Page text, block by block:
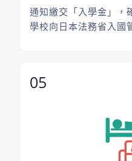
通知繳交「入學金」，
學校向日本法務省入國
05